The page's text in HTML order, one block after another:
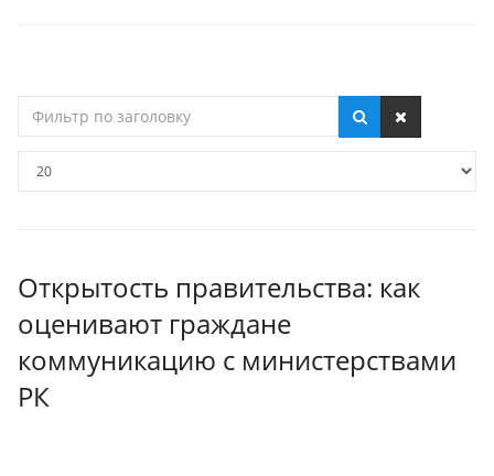
по
Открытость правительства: как
оценивают граждане
коммуникацию с министерствами
РК